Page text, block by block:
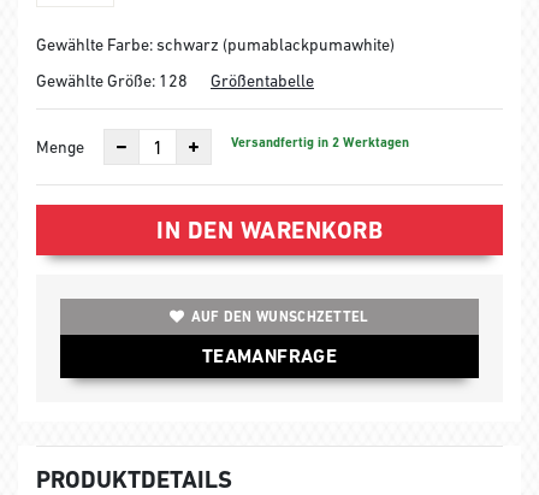
Gewählte Farbe: schwarz (pumablackpumawhite)
Gewählte Größe: 128 Größentabelle
Menge Versandfertig in 2 Werktagen
IN DEN WARENKORB
AUF DEN WUNSCHZETTEL
TEAMANFRAGE
PRODUKTDETAILS